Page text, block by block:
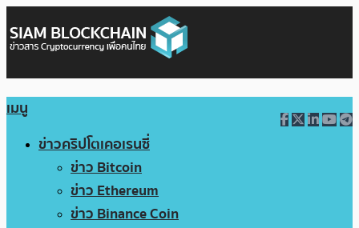
เมนู
ข่าวคริปโตเคอเรนซี่
ข่าว Bitcoin
ข่าว Ethereum
ข่าว Binance Coin